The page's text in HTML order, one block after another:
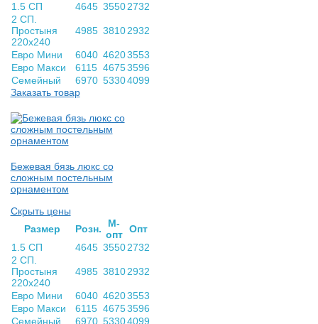
1.5 СП
4645 3550 2732
2 СП.
Простыня
220х240
4985 3810 2932
Евро Мини 6040 46203553
Евро Макси
6115 46753596
Семейный
6970 53304099
Заказать товар
Бежевая бязь люкс со
сложным постельным
орнаментом
Скрыть цены
Раз­мер
Розн.
М-
опт Опт
1.5 СП
4645 3550 2732
2 СП.
Простыня
220х240
4985 3810 2932
Евро Мини 6040 46203553
Евро Макси
6115 46753596
Семейный
6970 53304099